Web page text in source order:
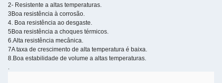
2- Resistente a altas temperaturas.
3Boa resistência à corrosão.
4. Boa resistência ao desgaste.
5Boa resistência a choques térmicos.
6.Alta resistência mecânica.
7A taxa de crescimento de alta temperatura é baixa.
8.Boa estabilidade de volume a altas temperaturas.
.